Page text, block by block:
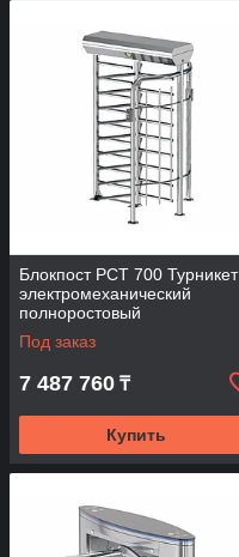
Блокпост РСТ 700 Турникет
электромеханический
полноростовый
Под заказ
7 487 760 ₸
Купить